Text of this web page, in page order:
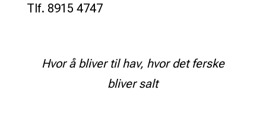
Tlf. 8915 4747
Hvor å bliver til hav, hvor det ferske
bliver salt